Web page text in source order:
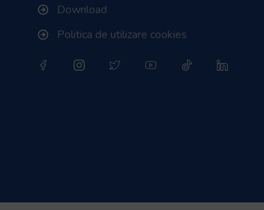
Download
Politica de utilizare cookies